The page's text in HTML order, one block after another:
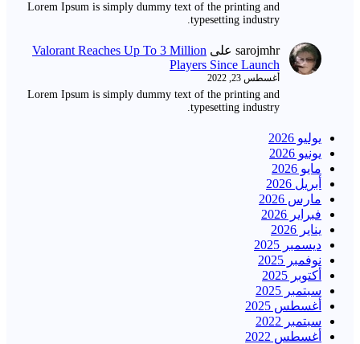
Lorem Ipsum is simply dummy text of the printing and
typesetting industry.
sarojmhr على Valorant Reaches Up To 3 Million
Players Since Launch
أغسطس 23, 2022
Lorem Ipsum is simply dummy text of the printing and
typesetting industry.
يوليو 2026
يونيو 2026
مايو 2026
أبريل 2026
مارس 2026
فبراير 2026
يناير 2026
ديسمبر 2025
نوفمبر 2025
أكتوبر 2025
سبتمبر 2025
أغسطس 2025
سبتمبر 2022
أغسطس 2022